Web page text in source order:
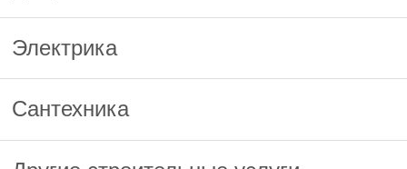
Электрика
Сантехника